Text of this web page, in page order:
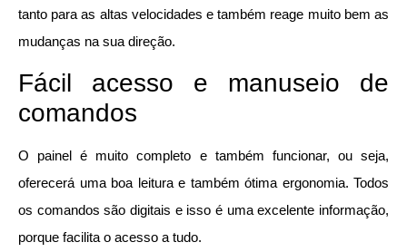
tanto para as altas velocidades e também reage muito bem as
mudanças na sua direção.
Fácil acesso e manuseio de
comandos
O painel é muito completo e também funcionar, ou seja,
oferecerá uma boa leitura e também ótima ergonomia. Todos
os comandos são digitais e isso é uma excelente informação,
porque facilita o acesso a tudo.